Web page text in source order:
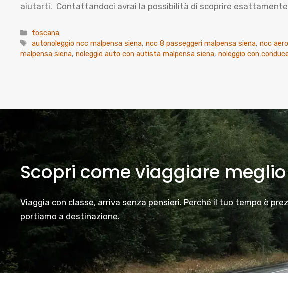
aiutarti. Contattandoci avrai la possibilità di scoprire
Categorie
toscana
Tag
autonoleggio ncc malpensa siena,ncc 8 passeggeri malpensa siena,ncc
malpensa siena, noleggio auto con autista malpensa siena, noleggio con
Scopri come viaggiare meglio
Viaggia con classe, arriva senza pensieri. Perché il tuo tempo è
portiamo a destinazione.